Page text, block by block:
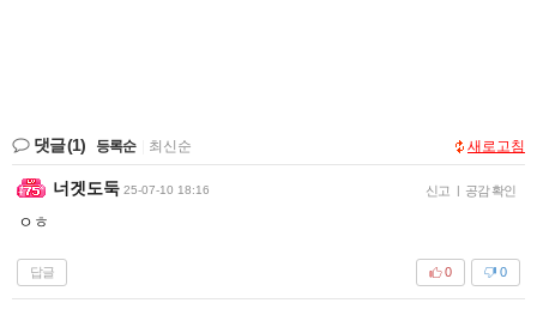
댓글(1) 등록순 최신순 새로고침
너겟도둑 25-07-10 18:16 신고 | 공감 확인
ㅇㅎ
답글 0
0